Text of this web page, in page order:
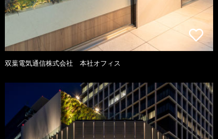
双葉電気通信株式会社 本社オフィス